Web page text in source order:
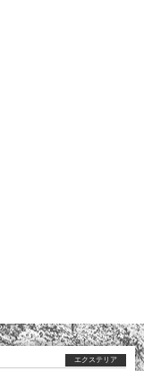
エクステリア